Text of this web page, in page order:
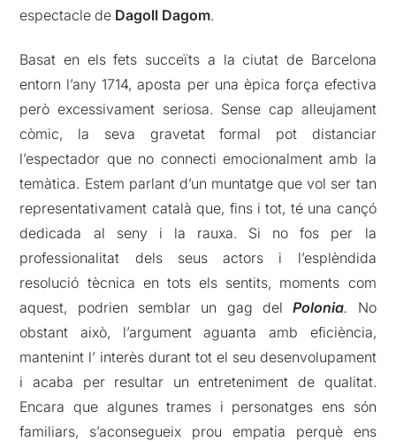
espectacle de Dagoll Dagom.
Basat en els fets succeïts a la ciutat de Barcelona
entorn l’any 1714, aposta per una èpica força efectiva
però excessivament seriosa. Sense cap alleujament
còmic, la seva gravetat formal pot distanciar
l’espectador que no connecti emocionalment amb la
temàtica. Estem parlant d’un muntatge que vol ser tan
representativament català que, fins i tot, té una cançó
dedicada al seny i la rauxa. Si no fos per la
professionalitat dels seus actors i l’esplèndida
resolució tècnica en tots els sentits, moments com
aquest, podrien semblar un gag delPolonia. No
obstant això, l’argument aguanta amb eficiència,
mantenint l’ interès durant tot el seu desenvolupament
i acaba per resultar un entreteniment de qualitat.
Encara que algunes trames i personatges ens són
familiars, s’aconsegueix prou empatia perquè ens